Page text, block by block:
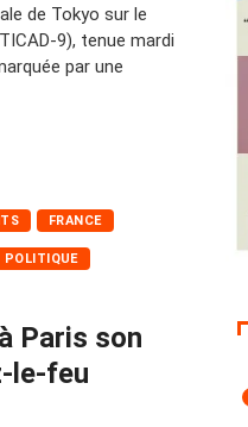
de Tokyo sur le
9), tenue mardi
par une
FRANCE
POLITIQUE
Paris son
le-feu